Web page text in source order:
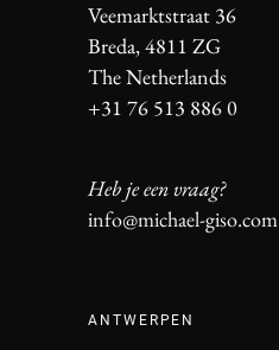
Veemarktstraat 36
Breda, 4811 ZG
The Netherlands
+31 76 513 886 0
Heb je een vraag?
info@michael-giso.com
ANTWERPEN